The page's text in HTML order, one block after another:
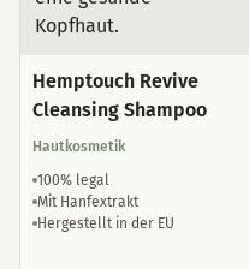
Hemptouch Revive
Cleansing Shampoo
Hautkosmetik
100% legal
Mit Hanfextrakt
Hergestellt in der EU